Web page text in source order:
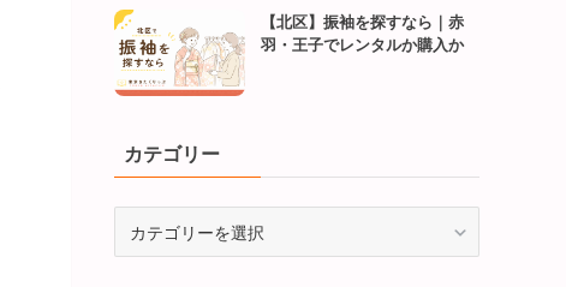
【北区】振袖を探すなら｜赤
羽・王子でレンタルか購入か
カテゴリー